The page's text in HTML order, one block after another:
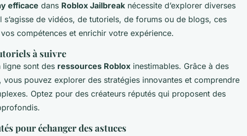
efficace dans Roblox Jailbreak nécessite d’explorer diverses
s’agisse de vidéos, de tutoriels, de forums ou de blogs, ces
compétences et enrichir votre expérience.
à suivre
ligne sont des ressources Roblox inestimables. Grâce à des
vous pouvez explorer des stratégies innovantes et comprendre
Optez pour des créateurs réputés qui proposent des
pour échanger des astuces